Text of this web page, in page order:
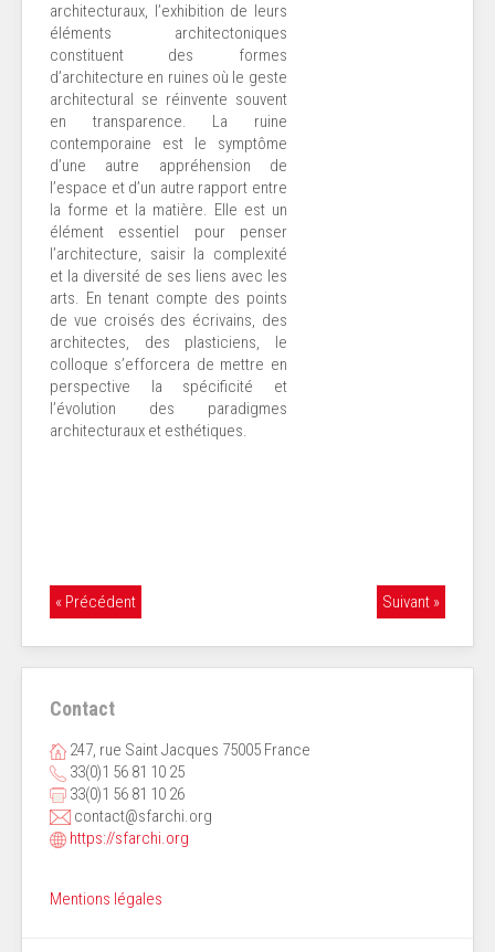
architecturaux, l’exhibition de leurs
éléments architectoniques
constituent des formes
d’architecture en ruines où le geste
architectural se réinvente souvent
en transparence. La ruine
contemporaine est le symptôme
d’une autre appréhension de
l’espace et d’un autre rapport entre
la forme et la matière. Elle est un
élément essentiel pour penser
l’architecture, saisir la complexité
et la diversité de ses liens avec les
arts. En tenant compte des points
de vue croisés des écrivains, des
architectes, des plasticiens, le
colloque s’efforcera de mettre en
perspective la spécificité et
l’évolution des paradigmes
architecturaux et esthétiques.
« Précédent Suivant »
Contact
247, rue Saint Jacques 75005 France
33(0)1 56 81 10 25
33(0)1 56 81 10 26
contact@sfarchi.org
https://sfarchi.org
Mentions légales